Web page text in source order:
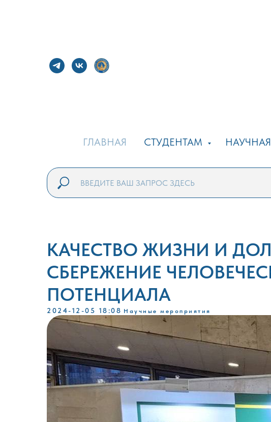
ГЛАВНАЯ СТУДЕНТАМ
КАЧЕСТВО ЖИЗНИ И
СБЕРЕЖЕНИЕ
ПОТЕНЦИАЛА
2024-12-05 18:08 Научные мероприятия